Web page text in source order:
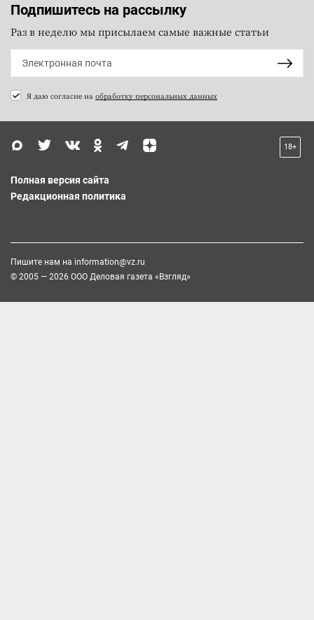
Подпишитесь на рассылку
Раз в неделю мы присылаем самые важные статьи
Я даю согласие на обработку персональных данных
18+
Полная версия сайта
Редакционная политика
Пишите нам на information@vz.ru
© 2005 — 2026 ООО Деловая газета «Взгляд»